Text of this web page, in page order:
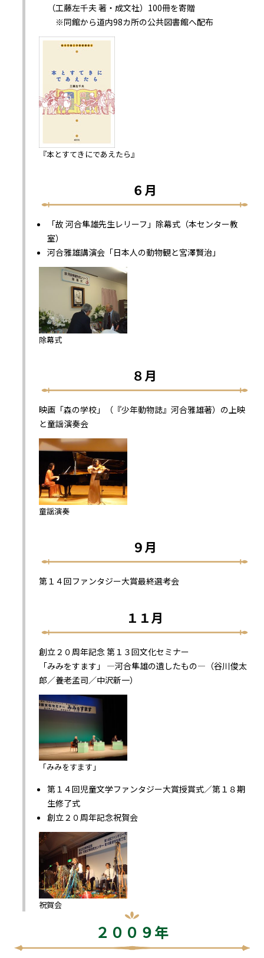
（工藤左千夫 著・成文社）100冊を寄贈
※同館から道内98カ所の公共図書館へ配布
『本とすてきにであえたら』
６月
「故 河合隼雄先生レリーフ」除幕式（本センター教
室）
河合雅雄講演会「日本人の動物観と宮澤賢治」
除幕式
８月
映画「森の学校」（『少年動物誌』河合雅雄著）の上映
と童謡演奏会
童謡演奏
９月
第１４回ファンタジー大賞最終選考会
１１月
創立２０周年記念 第１３回文化セミナー
「みみをすます」 ―河合隼雄の遺したもの―（谷川俊太
郎／養老孟司／中沢新一）
「みみをすます」
第１４回児童文学ファンタジー大賞授賞式／第１８期
生修了式
創立２０周年記念祝賀会
祝賀会
２００９年